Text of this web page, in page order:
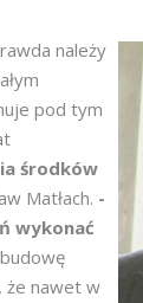
należy
pod tym
środków
Matłach. -
wykonać
że nawet w